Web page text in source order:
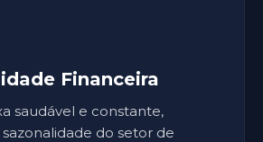
Financeira
saudável e constante,
do setor de